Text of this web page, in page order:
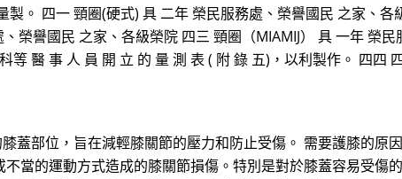
。 四一 頸圈(硬式) 具 二年 榮民服務處、榮譽國民 之家、各
榮譽國民 之家、各級榮院 四三 頸圈（MIAMIJ） 具 一年 榮民
醫 事 人 員 開 立 的 量 測 表 ( 附 錄 五)，以利製作。 四四
蓋部位，旨在減輕膝關節的壓力和防止受傷。 需要護膝的原
當的運動方式造成的膝關節損傷。特別是對於膝蓋容易受傷